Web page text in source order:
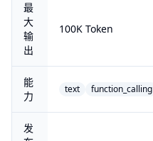
最
大
输
出
100K Token
能
力
text function_calling
发